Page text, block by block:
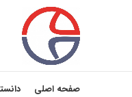
صفحه اصلی